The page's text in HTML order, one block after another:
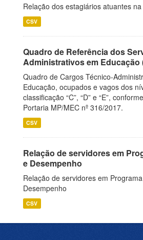
Relação dos estagiários atuantes
CSV
Quadro de Referência dos
Administrativos em Educação
Quadro de Cargos Técnico-
Educação, ocupados e vagos dos
classificação “C”, “D” e “E”,
Portaria MP/MEC nº 316/2017.
CSV
Relação de servidores em
e Desempenho
Relação de servidores em
Desempenho
CSV